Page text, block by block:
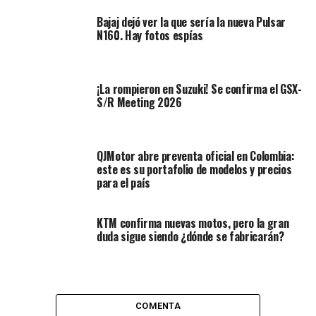
categoría de carros en el Dakar de Arabia Saudita
como copiloto, junto al también mundialmente
cargo que sigue ocupando todavía.
Ahora, deseoso de mantenerse en esta importante
Bajaj dejó ver la que sería la nueva Pulsar
N160. Hay fotos espías
¡La rompieron en Suzuki! Se confirma el GSX-
S/R Meeting 2026
QJMotor abre preventa oficial en Colombia:
este es su portafolio de modelos y precios
para el país
KTM confirma nuevas motos, pero la gran
duda sigue siendo ¿dónde se fabricarán?
COMENTA